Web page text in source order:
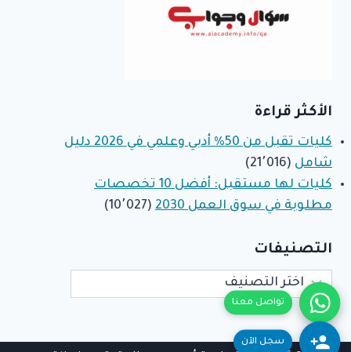
الأكثر قراءة
كليات تقبل من 50% أدبي وعلمي في 2026 دليل
شامل (21٬016)
كليات لها مستقبل: أفضل 10 تخصصات
مطلوبة في سوق العمل 2030
(10٬027)
التصنيفات
التصنيفات
تواصل معنا
سجل الآن